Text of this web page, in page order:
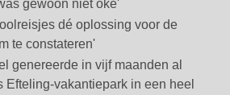
gewoon niet oké'
dé oplossing voor de
te constateren'
genereerde in vijf maanden al
Efteling-vakantiepark in een heel